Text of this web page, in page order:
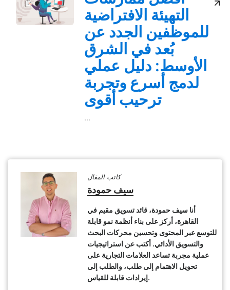
التهيئة الافتراضية
للموظفين الجدد عن
بُعد في الشرق
الأوسط: دليل عملي
لدمج أسرع وتجربة
ترحيب أقوى
...
كاتب المقال
سيف حمودة
أنا سيف حمودة، قائد تسويق مقيم في
القاهرة، أركز على بناء أنظمة نمو قابلة
للتوسع عبر المحتوى وتحسين محركات البحث
والتسويق الأدائي. أكتب عن استراتيجيات
عملية مجربة تساعد العلامات التجارية على
تحويل الاهتمام إلى طلب، والطلب إلى
إيرادات قابلة للقياس.